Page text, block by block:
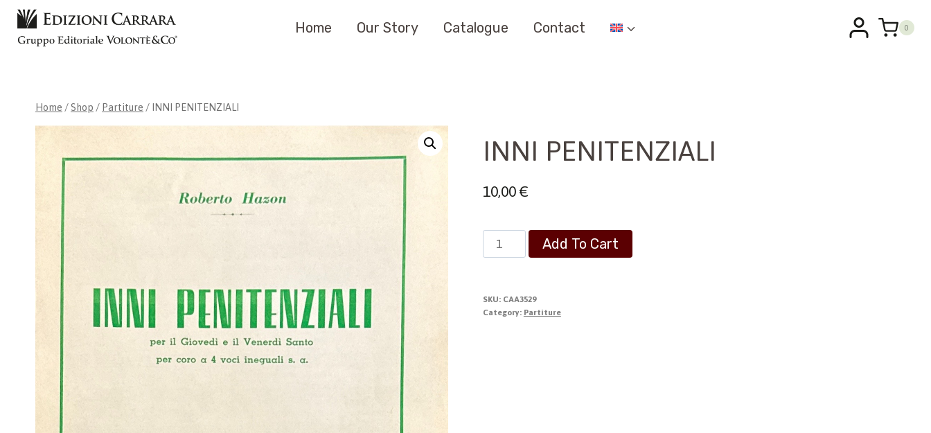
Skip
content
Home Our Story Catalogue Contact 0
Home / Shop / Partiture / INNI PENITENZIALI
INNI PENITENZIALI
10,00€
INNI
PENITENZIALI
Add To Cart
SKU: CAA3529
Category: Partiture